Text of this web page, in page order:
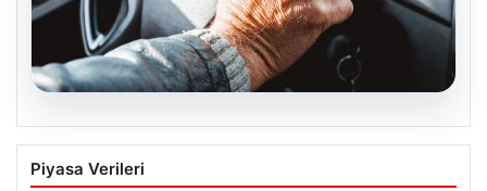
08.08.2026
Emekliye ÖTV’siz araç verilecek mi,
yasa çıkacak mı? Milyonlarca emekli
Piyasa Verileri